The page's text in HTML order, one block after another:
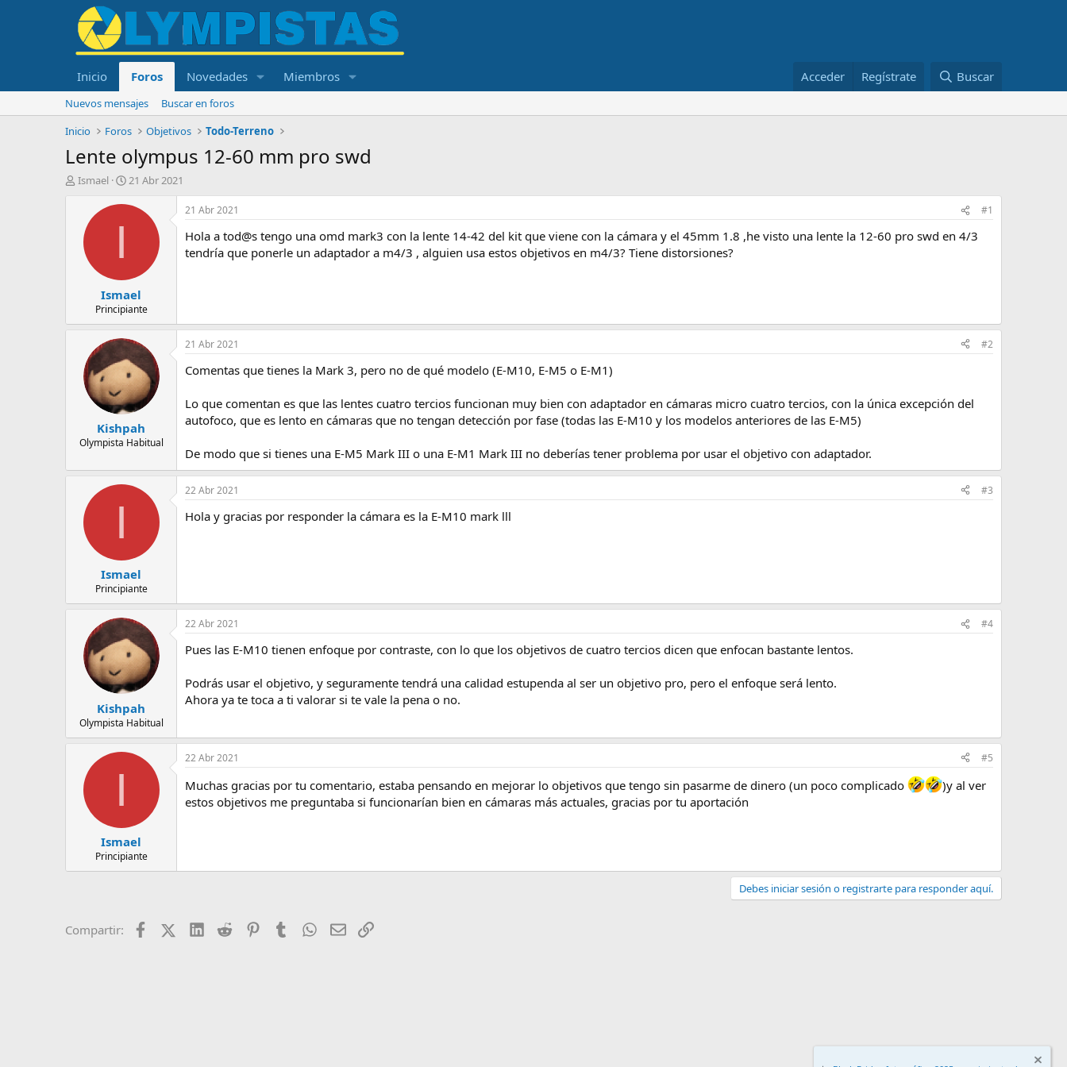
Inicio Foros Novedades Miembros Acceder Regístrate Buscar
Nuevos mensajes
Buscar en foros
Inicio
Foros Objetivos Todo-Terreno
Lente olympus 12-60 mm pro swd
I
e
m
Ismael
F
c
i
n
i
c
i
21 Abr 2021
I
Ismael
Principiante
21 Abr 2021 #1
Hola a tod@s tengo una omd mark3 con la lente 14-42 del kit que viene con la cámara y el 45mm 1.8 ,he visto una lente la 12-60 pro swd en 4/3
tendría que ponerle un adaptador a m4/3 , alguien usa estos objetivos en m4/3? Tiene distorsiones?
Kishpah
Olympista Habitual
21 Abr 2021 #2
Comentas que tienes la Mark 3, pero no de qué modelo (E-M10, E-M5 o E-M1)
Lo que comentan es que las lentes cuatro tercios funcionan muy bien con adaptador en cámaras micro cuatro tercios, con la única excepción del
autofoco, que es lento en cámaras que no tengan detección por fase (todas las E-M10 y los modelos anteriores de las E-M5)
De modo que si tienes una E-M5 Mark III o una E-M1 Mark III no deberías tener problema por usar el objetivo con adaptador.
I
Ismael
Principiante
22 Abr 2021 #3
Hola y gracias por responder la cámara es la E-M10 mark lll
Kishpah
Olympista Habitual
22 Abr 2021 #4
Pues las E-M10 tienen enfoque por contraste, con lo que los objetivos de cuatro tercios dicen que enfocan bastante lentos.
Podrás usar el objetivo, y seguramente tendrá una calidad estupenda al ser un objetivo pro, pero el enfoque será lento.
Ahora ya te toca a ti valorar si te vale la pena o no.
I
Ismael
Principiante
22 Abr 2021 #5
Muchas gracias por tu comentario, estaba pensando en mejorar lo objetivos que tengo sin pasarme de dinero (un poco complicado
)y al ver
estos objetivos me preguntaba si funcionarían bien en cámaras más actuales, gracias por tu aportación
Debes iniciar sesión o registrarte para responder aquí.
Compartir: FacebookX (Twitter)
LinkedIn
Reddit PinterestTumblrWhatsApp
EmailEnlace